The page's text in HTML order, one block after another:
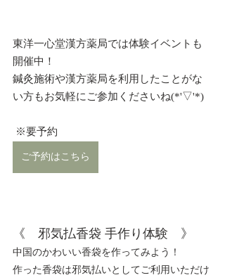
東洋一心堂漢方薬局では体験イベントも
開催中！
鍼灸施術や漢方薬局を利用したことがな
い方もお気軽にご参加くださいね(*'▽'*)
※要予約
ご予約はこちら
《　邪気払香袋 手作り体験　》
中国のかわいい香袋を作ってみよう！
作った香袋は邪気払いとしてご利用いただけ